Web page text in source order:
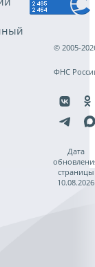
© 2005-
ФНС
Дата
страницы
10.08.2026